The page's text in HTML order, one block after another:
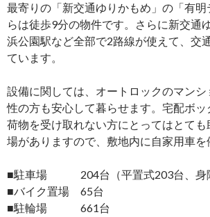
最寄りの「新交通ゆりかもめ」の「有
らは徒歩9分の物件です。さらに新交通
浜公園駅など全部で2路線が使えて、交
ています。
設備に関しては、オートロックのマン
性の方も安心して暮らせます。宅配ボッ
荷物を受け取れない方にとってはとて
場がありますので、敷地内に自家用車を
■駐車場 204台（平置式203台、身障
■バイク置場 65台
■駐輪場 661台